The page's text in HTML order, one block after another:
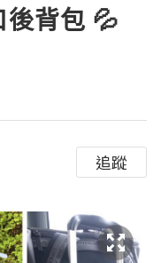
背包 💦
追蹤